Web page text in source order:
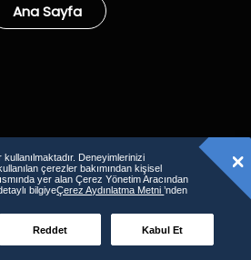
Ana Sayfa
Deneyimlerinizi
çerezler bakımından kişisel
yer alan Çerez Yönetim Aracından
bilgiyeÇerez Aydınlatma Metni’nden
Reddet Kabul Et